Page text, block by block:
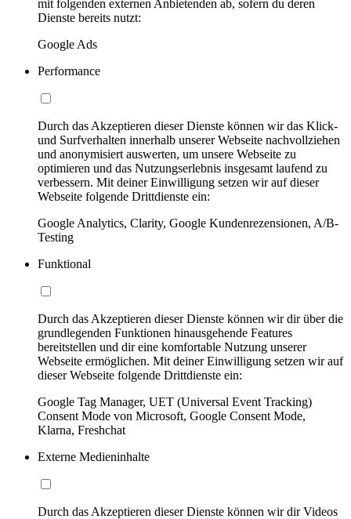
mit folgenden externen Anbietenden ab, sofern du deren
Dienste bereits nutzt:
Google Ads
Performance
Durch das Akzeptieren dieser Dienste können wir das Klick-
und Surfverhalten innerhalb unserer Webseite nachvollziehen
und anonymisiert auswerten, um unsere Webseite zu
optimieren und das Nutzungserlebnis insgesamt laufend zu
verbessern. Mit deiner Einwilligung setzen wir auf dieser
Webseite folgende Drittdienste ein:
Google Analytics, Clarity, Google Kundenrezensionen, A/B-
Testing
Funktional
Durch das Akzeptieren dieser Dienste können wir dir über die
grundlegenden Funktionen hinausgehende Features
bereitstellen und dir eine komfortable Nutzung unserer
Webseite ermöglichen. Mit deiner Einwilligung setzen wir auf
dieser Webseite folgende Drittdienste ein:
Google Tag Manager, UET (Universal Event Tracking)
Consent Mode von Microsoft, Google Consent Mode,
Klarna, Freshchat
Externe Medieninhalte
Durch das Akzeptieren dieser Dienste können wir dir Videos